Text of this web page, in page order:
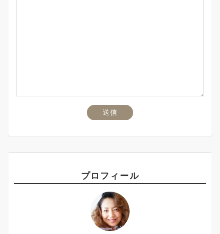
プロフィール